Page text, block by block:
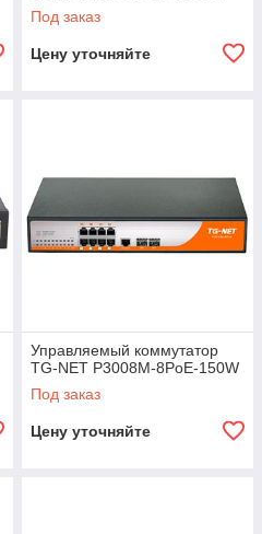
Под заказ
Цену уточняйте
Управляемый коммутатор
TG-NET P3008M-8PoE-150W
Под заказ
Цену уточняйте